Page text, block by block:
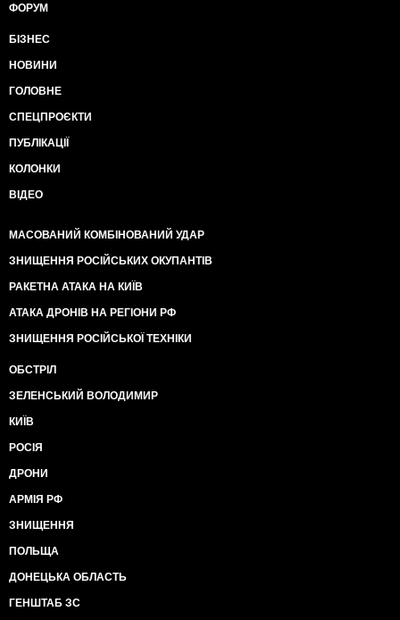
ФОРУМ
БІЗНЕС
НОВИНИ
ГОЛОВНЕ
СПЕЦПРОЄКТИ
ПУБЛІКАЦІЇ
КОЛОНКИ
ВІДЕО
МАСОВАНИЙ КОМБІНОВАНИЙ УДАР
ЗНИЩЕННЯ РОСІЙСЬКИХ ОКУПАНТІВ
РАКЕТНА АТАКА НА КИЇВ
АТАКА ДРОНІВ НА РЕГІОНИ РФ
ЗНИЩЕННЯ РОСІЙСЬКОЇ ТЕХНІКИ
ОБСТРІЛ
ЗЕЛЕНСЬКИЙ ВОЛОДИМИР
КИЇВ
РОСІЯ
ДРОНИ
АРМІЯ РФ
ЗНИЩЕННЯ
ПОЛЬЩА
ДОНЕЦЬКА ОБЛАСТЬ
ГЕНШТАБ ЗС